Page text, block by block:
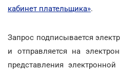
кабинет плательщика».
Запрос подписывается
и отправляется на
представления